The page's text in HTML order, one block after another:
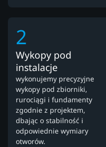
2
Wykopy pod
instalacje
wykonujemy precyzyjne
wykopy pod zbiorniki,
rurociągi i fundamenty
zgodnie z projektem,
dbając o stabilność i
odpowiednie wymiary
otworów.